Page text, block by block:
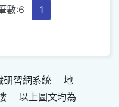
數:6 1
研習網系統 地
以上圖文均為